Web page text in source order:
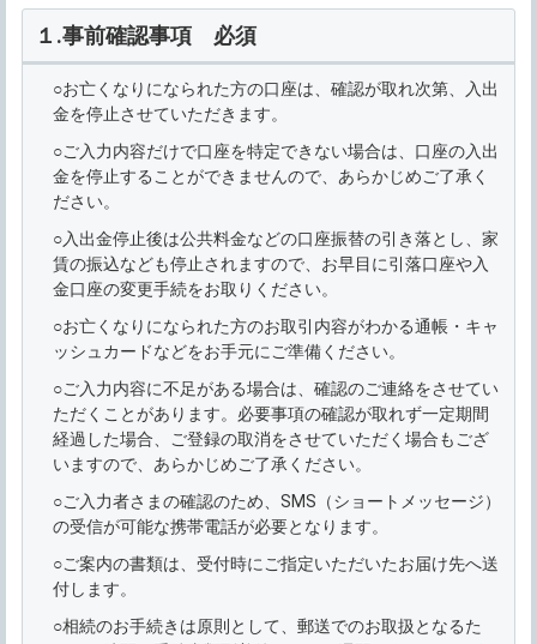
１.事前確認事項 必須
○お亡くなりになられた方の口座は、確認が取れ次第、入出
金を停止させていただきます。
○ご入力内容だけで口座を特定できない場合は、口座の入出
金を停止することができませんので、あらかじめご了承く
ださい。
○入出金停止後は公共料金などの口座振替の引き落とし、家
賃の振込なども停止されますので、お早目に引落口座や入
金口座の変更手続をお取りください。
○お亡くなりになられた方のお取引内容がわかる通帳・キャ
ッシュカードなどをお手元にご準備ください。
○ご入力内容に不足がある場合は、確認のご連絡をさせてい
ただくことがあります。必要事項の確認が取れず一定期間
経過した場合、ご登録の取消をさせていただく場合もござ
いますので、あらかじめご了承ください。
○ご入力者さまの確認のため、SMS（ショートメッセージ）
の受信が可能な携帯電話が必要となります。
○ご案内の書類は、受付時にご指定いただいたお届け先へ送
付します。
○相続のお手続きは原則として、郵送でのお取扱となるた